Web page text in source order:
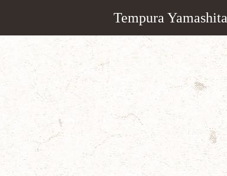
Tempura Yamashita